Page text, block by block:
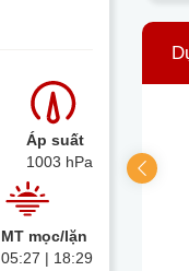
Áp suất
1003 hPa
MT mọc/lặn
05:27 | 18:29